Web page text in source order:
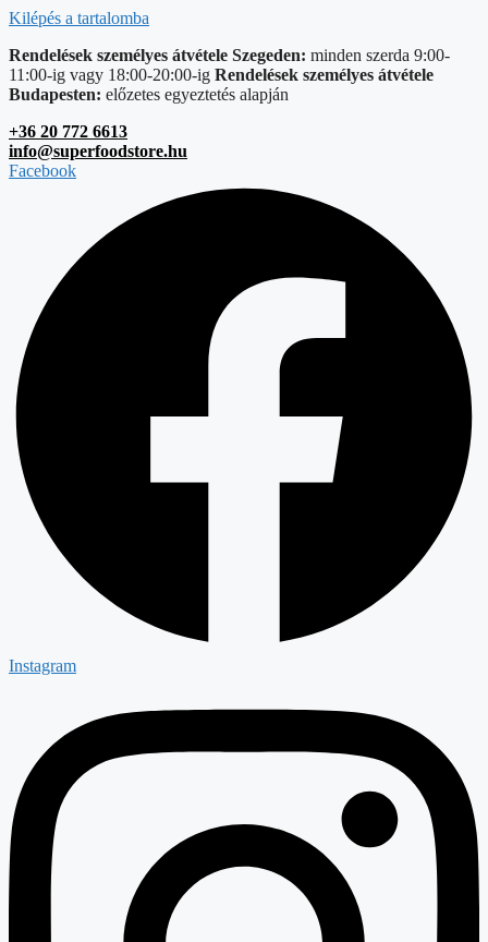
Kilépés a tartalomba
Rendelések személyes átvétele Szegeden: minden szerda 9:00-
11:00-ig vagy 18:00-20:00-ig Rendelések személyes átvétele
Budapesten: előzetes egyeztetés alapján
+36 20 772 6613
info@superfoodstore.hu
Facebook
Instagram